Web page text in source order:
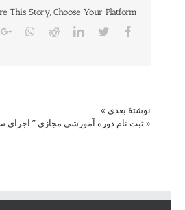
to
content
This Story, Choose Your Platform!
Facebook
Twitter
LinkedIn
Reddit
نوشتهٔ بعدی »
«ثبت نام دوره آموزشی مجازی ” اجرای